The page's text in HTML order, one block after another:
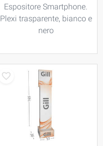
Espositore Smartphone.
Plexi trasparente, bianco e
nero